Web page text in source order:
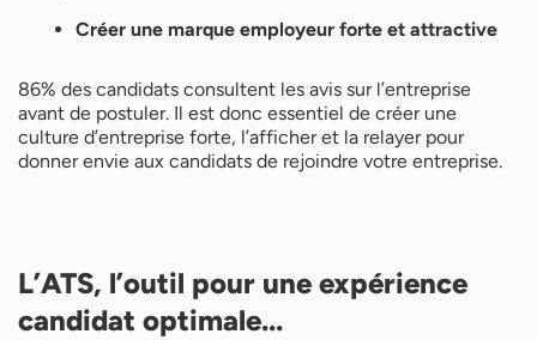
Créer une marque employeur forte et attractive
86% des candidats consultent les avis sur l’entreprise
avant de postuler. Il est donc essentiel de créer une
culture d’entreprise forte, l’afficher et la relayer pour
donner envie aux candidats de rejoindre votre entreprise.
L’ATS, l’outil pour une expérience
candidat optimale...